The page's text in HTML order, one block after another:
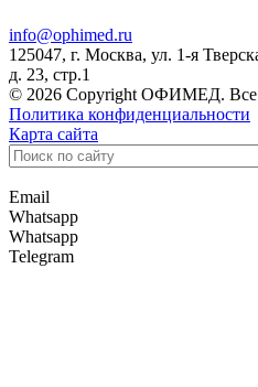
info@ophimed.ru
125047, г. Москва, ул. 1-я
д. 23, стр.1
© 2026 Copyright ОФИМЕД. Все
Политика конфиденциальности
Карта сайта
Email
Whatsapp
Whatsapp
Telegram